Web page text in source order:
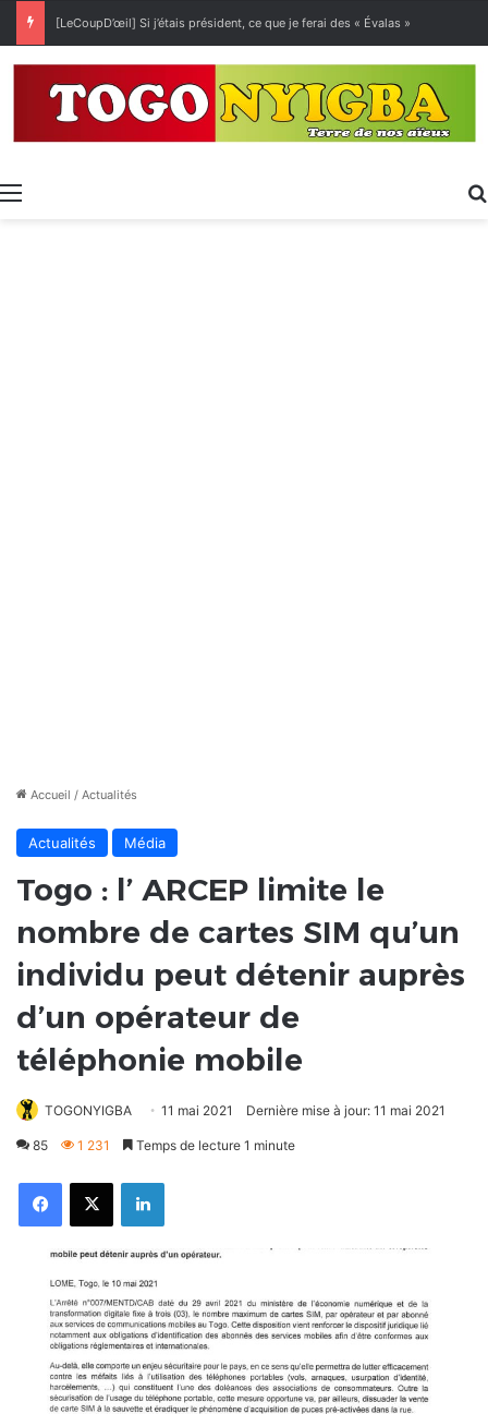
[LeCoupD’œil] Si j’étais président, ce que je ferai des « Évalas »
Menu
Accueil / Actualités
Actualités Média
Togo : l’ ARCEP limite le
nombre de cartes SIM qu’un
individu peut détenir auprès
d’un opérateur de
téléphonie mobile
TOGONYIGBA 11 mai 2021 Dernière mise à jour: 11 mai 2021
85 1 231 Temps de lecture 1 minute
FacebookX Linkedin